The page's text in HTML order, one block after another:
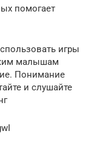
помогает
игры
малышам
Понимание
и слушайте